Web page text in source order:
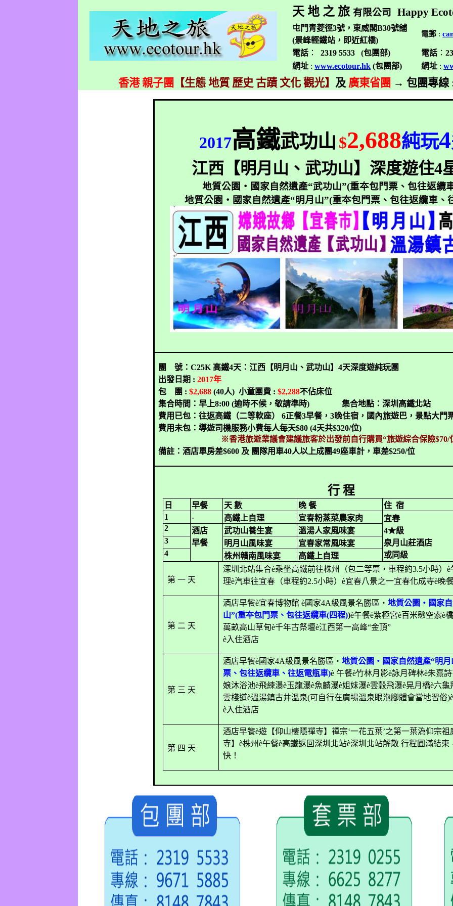
天 地 之 旅有限公司 Happy
屯門青菱徑3號，東威閣B30號舖
(景峰輕鐵站，即近紅橋)
電郵 :
電話 ： 2319 5533 (包團部) 電話 ：
網址 : www.ecotour.hk (包團部) 網址 :
香港 親子團 【生態 地質 歷史 古蹟 文化 觀光】 及 廣東省團 → 包團專線
2017高鐵武功山 $2,688純玩4
江西【明月山、武功山】深度遊住4
地質公園‧國家自然遺產“武功山”(重夲包門票、包往返纜
地質公園‧國家自然遺產“明月山”(重夲包門票、包往返纜車、
團 號：C25K 高鐵4天：江西【明月山、武功山】4天深度遊純玩團
出發日期 :2017年
包
團 : $2,688 (40人)小童團費 :$2,288不佔床位
集合時間：早上8:00 (逾時不候，敬請準時)集合地點：深圳高鐵北站
費用已包：往返高鐵（二等軟座） 6正餐3早餐，3晚住宿，國內旅遊巴，景點大門
費用未包：導遊司機服務小費每人每天$80 (4天共$320/位)
※香港旅遊業議會建議旅客於出發前自行購買“旅遊綜合保險$70/
備註：酒店單房差$600 及 團隊用車40人以上成團49座車計，車差$250/位
行 程
日 早餐 天 數 晚 餐 住 宿
1
- 高鐵上自理 宜春粉蒸菜農家肉
宜春
4★級
泉月山莊酒店
或同級
2
酒店
早餐
武功山養生宴
溫湯人家風味宴
3
明月山風味宴
宜春家常風味宴
4
株州贛南風味宴 高鐵上自理
第 一 天
深圳北站集合è乘坐高鐵前往株州（包二等票，車程約3.5小時） è
理è汽車往宜春（車程約2.5小時） è宜春八景之一宜春化成寺è晚
第 二 天
酒店早飺è宜春博物館 è國家4A級風景名勝區‧ 地質公園‧國家自
山”(重夲包門票、包往返纜車(四程))è午餐è紫極宮è百米懸空索è
萬畝高山草甸è千年古祭壇è江西第一高峰“金頂”
è入住酒店
第 三 天
酒店早飺è國家4A級風景名勝區‧ 地質公園‧國家自然遺產“明月
票、包往返纜車、往返電瓶車)è 午餐è竹林月影è詠月碑林è朱熹
娘沐浴池è飛練瀑è玉龍瀑è魚麟瀑è姐妹瀑è雲穀飛瀑è晃月橋è六龜
雲棧道è溫湯鎮古井溫泉(可自行在廣場溫泉眼泡腳體會當地習俗)è
è入住酒店
第 四 天
酒店早飺è遊【仰山棲隱禪寺】禪宗‘一花五葉’之第一葉溈仰宗
寺】 è株州è午餐è高鐵返回深圳北站è深圳北站解散 行程圓滿結束
快！